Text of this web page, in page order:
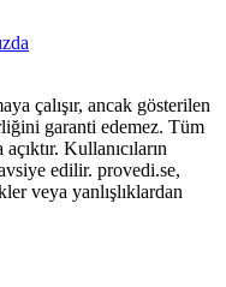
çalışır, ancak gösterilen
garanti edemez. Tüm
Kullanıcıların
edilir. provedi.se,
veya yanlışlıklardan